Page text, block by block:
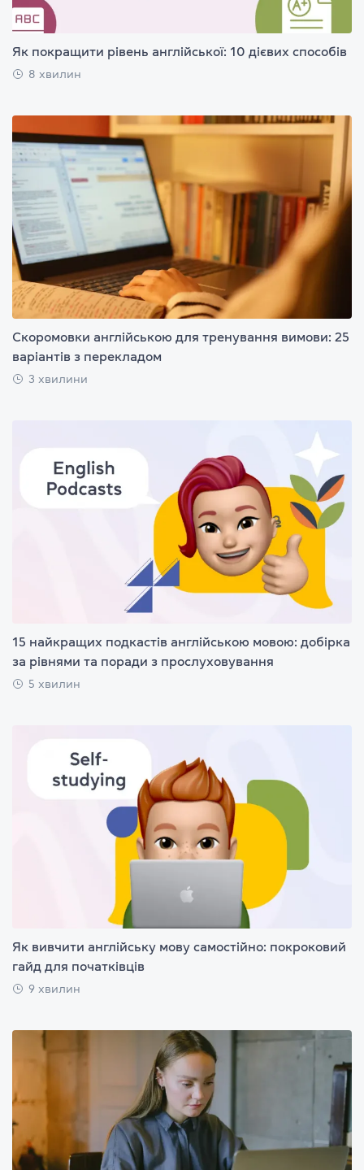
Як покращити рівень англійської: 10 дієвих способів
8 хвилин
Скоромовки англійською для тренування вимови: 25
варіантів з перекладом
3 хвилини
15 найкращих подкастів англійською мовою: добірка
за рівнями та поради з прослуховування
5 хвилин
Як вивчити англійську мову самостійно: покроковий
гайд для початківців
9 хвилин